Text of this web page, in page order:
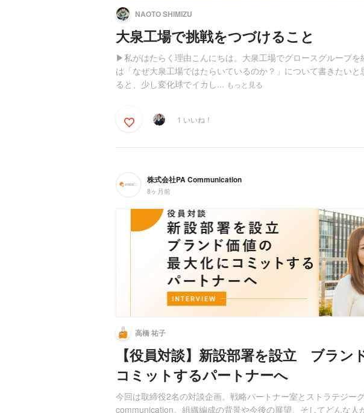
NAOTO SHIMIZU
大泉工場で挑戦をつづけること
▶︎私がはたらく理由こんにちは。大泉工場でグロースグループを
は「なぜ大泉工場ではたらいているのか？」について書きたい
ると、少し変化球でイカし... もっと見る
1 いいね！
株式会社PA Communication
8ヶ月前
高橋 祐子
【役員対談】新設部署を設立 ブラン
コミットするパートナーへ
今回は取締役2名の対談企画。戦略パートナー室とストラテジー
communication。組織編成の背景や今後の展望、そしてどんな人